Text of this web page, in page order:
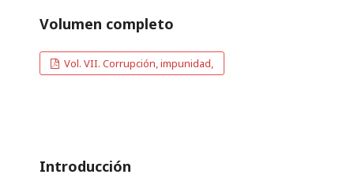
Volumen completo
Vol. VII. Corrupción, impunidad,
Introducción